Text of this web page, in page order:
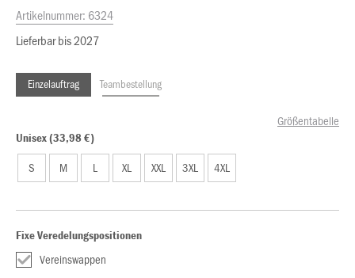
Artikelnummer: 6324
Lieferbar bis 2027
Einzelauftrag Teambestellung
Größentabelle
Unisex (33,98 €)
S M L XL XXL 3XL 4XL
Fixe Veredelungspositionen
Vereinswappen